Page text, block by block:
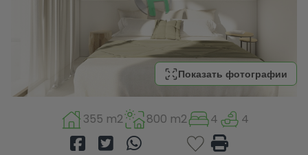
Показать фотографии
355 m2 800 m2 4 4